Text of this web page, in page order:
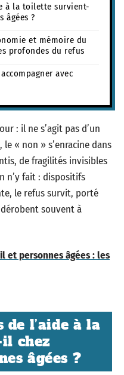
à la toilette survient-
âgées ?
et mémoire du
profondes du refus
avec
: il ne s’agit pas d’un
« non » s’enracine dans
de fragilités invisibles
n’y fait : dispositifs
le refus survit, porté
souvent à
et personnes âgées : les
l’aide à la
chez
âgées ?